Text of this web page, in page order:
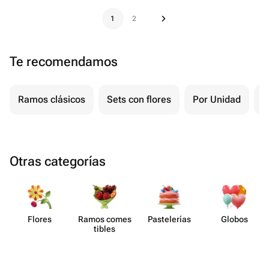
1 2
Te recomendamos
Ramos clásicos Sets con flores Por Unidad
Otras categorías
Flores
Ramos comes​
tibles
Paste​lerías Globos